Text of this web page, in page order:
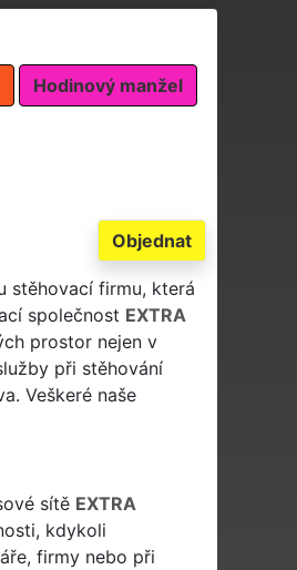
Hodinový manžel
Objednat
stěhovací firmu, která
společnost EXTRA
prostor nejen v
při stěhování
Veškeré naše
sítě EXTRA
kdykoli
firmy nebo při